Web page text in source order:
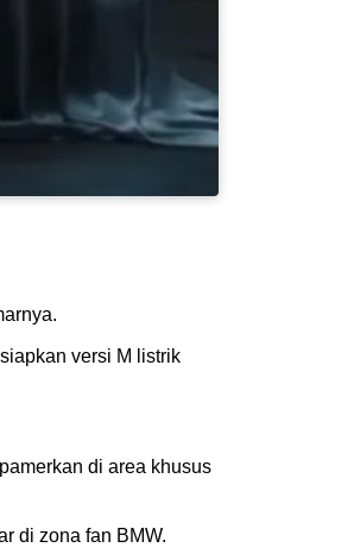
versi M listrik
di area khusus
di zona fan BMW.